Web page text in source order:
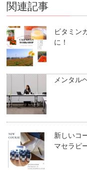
関連記事
ビタミン
に！
メンタル
新しいコ
マセラピ